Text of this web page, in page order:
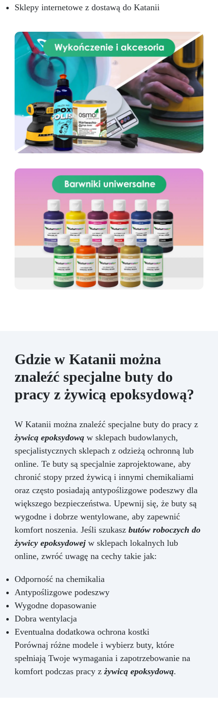
Sklepy internetowe z dostawą do Katanii
Gdzie w Katanii można
znaleźć specjalne buty do
pracy z żywicą epoksydową?
W Katanii można znaleźć specjalne buty do pracy z
żywicą epoksydową w sklepach budowlanych,
specjalistycznych sklepach z odzieżą ochronną lub
online. Te buty są specjalnie zaprojektowane, aby
chronić stopy przed żywicą i innymi chemikaliami
oraz często posiadają antypoślizgowe podeszwy dla
większego bezpieczeństwa. Upewnij się, że buty są
wygodne i dobrze wentylowane, aby zapewnić
komfort noszenia. Jeśli szukasz butów roboczych do
żywicy epoksydowej w sklepach lokalnych lub
online, zwróć uwagę na cechy takie jak:
Odporność na chemikalia
Antypoślizgowe podeszwy
Wygodne dopasowanie
Dobra wentylacja
Eventualna dodatkowa ochrona kostki
Porównaj różne modele i wybierz buty, które
spełniają Twoje wymagania i zapotrzebowanie na
komfort podczas pracy z żywicą epoksydową.